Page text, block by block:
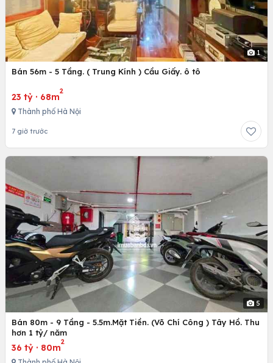
1
Bán 56m - 5 Tầng. ( Trung Kính ) Cầu Giấy. ô tô
23 tỷ · 68m
2
Thành phố Hà Nội
7 giờ trước
5
Bán 80m - 9 Tầng - 5.5m.Mặt Tiền. (Võ Chí Công ) Tây Hồ. Thu
hơn 1 tỷ/ năm
36 tỷ · 80m
2